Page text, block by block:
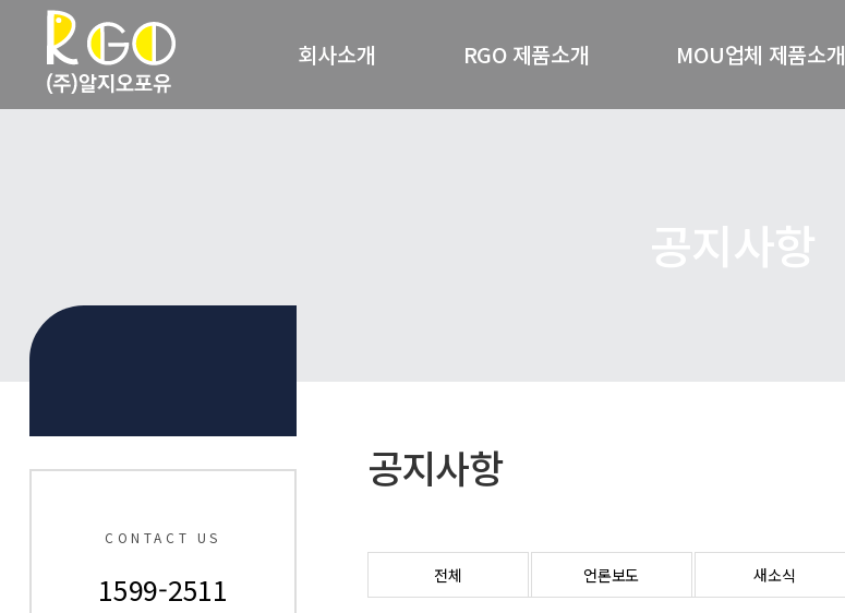
회사소개 RGO 제품소개 MOU업체 제품소개
CONTACT US
1599-2511
공지사항
전체 언론보도 새소식